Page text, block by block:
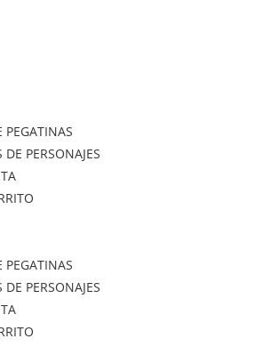
PEGATINAS
DE PERSONAJES
PEGATINAS
DE PERSONAJES